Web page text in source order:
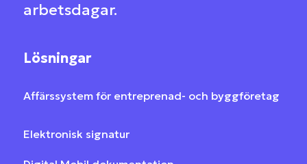
arbetsdagar.
Lösningar
Affärssystem för entreprenad- och byggföretag
Elektronisk signatur